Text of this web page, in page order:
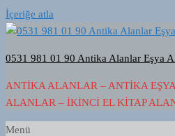
İçeriğe atla
0531 981 01 90 Antika Alanlar Eşya
ANTIKA ALANLAR – ANTIKA
ALANLAR – İKINCI EL KITAP
Menü